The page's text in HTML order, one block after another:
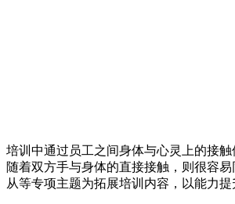
培训中通过员工之间身体与心灵上的接
随着双方手与身体的直接接触，则很容
从等专项主题为拓展培训内容，以能力提